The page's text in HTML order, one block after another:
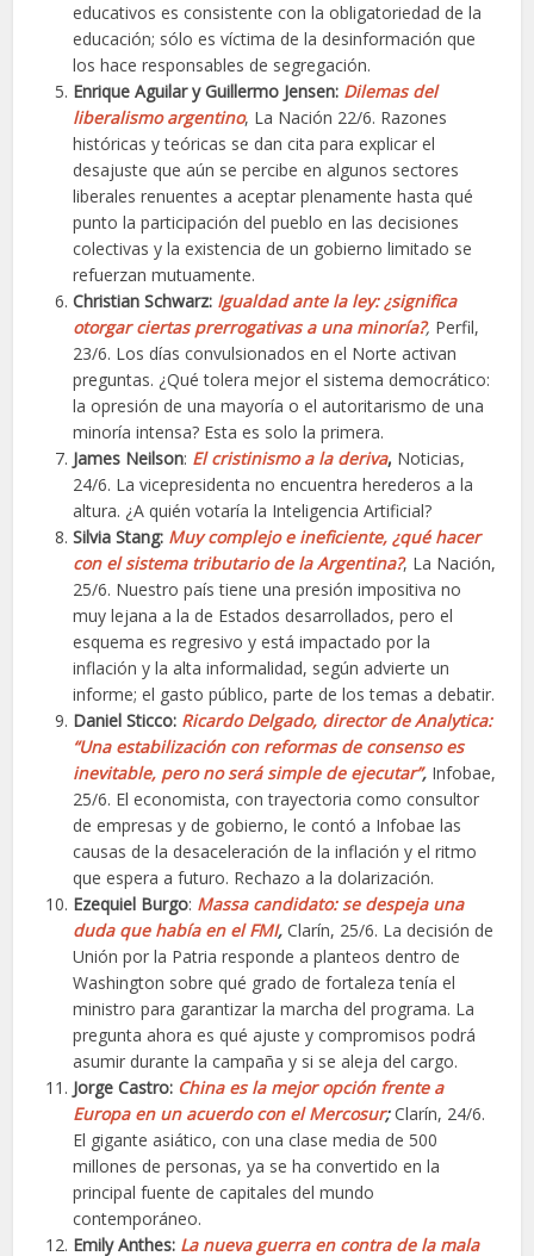
educativos es consistente con la obligatoriedad de la
educación; sólo es víctima de la desinformación que
los hace responsables de segregación.
Enrique Aguilar y Guillermo Jensen: Dilemas del
liberalismo argentino, La Nación 22/6. Razones
históricas y teóricas se dan cita para explicar el
desajuste que aún se percibe en algunos sectores
liberales renuentes a aceptar plenamente hasta qué
punto la participación del pueblo en las decisiones
colectivas y la existencia de un gobierno limitado se
refuerzan mutuamente.
Christian Schwarz: Igualdad ante la ley: ¿significa
otorgar ciertas prerrogativas a una minoría?, Perfil,
23/6. Los días convulsionados en el Norte activan
preguntas. ¿Qué tolera mejor el sistema democrático:
la opresión de una mayoría o el autoritarismo de una
minoría intensa? Esta es solo la primera.
James Neilson: El cristinismo a la deriva, Noticias,
24/6. La vicepresidenta no encuentra herederos a la
altura. ¿A quién votaría la Inteligencia Artificial?
Silvia Stang: Muy complejo e ineficiente, ¿qué hacer
con el sistema tributario de la Argentina?, La Nación,
25/6. Nuestro país tiene una presión impositiva no
muy lejana a la de Estados desarrollados, pero el
esquema es regresivo y está impactado por la
inflación y la alta informalidad, según advierte un
informe; el gasto público, parte de los temas a debatir.
Daniel Sticco: Ricardo Delgado, director de Analytica:
“Una estabilización con reformas de consenso es
inevitable, pero no será simple de ejecutar”, Infobae,
25/6. El economista, con trayectoria como consultor
de empresas y de gobierno, le contó a Infobae las
causas de la desaceleración de la inflación y el ritmo
que espera a futuro. Rechazo a la dolarización.
Ezequiel Burgo: Massa candidato: se despeja una
duda que había en el FMI, Clarín, 25/6. La decisión de
Unión por la Patria responde a planteos dentro de
Washington sobre qué grado de fortaleza tenía el
ministro para garantizar la marcha del programa. La
pregunta ahora es qué ajuste y compromisos podrá
asumir durante la campaña y si se aleja del cargo.
Jorge Castro: China es la mejor opción frente a
Europa en un acuerdo con el Mercosur;Clarín, 24/6.
El gigante asiático, con una clase media de 500
millones de personas, ya se ha convertido en la
principal fuente de capitales del mundo
contemporáneo.
Emily Anthes: La nueva guerra en contra de la mala